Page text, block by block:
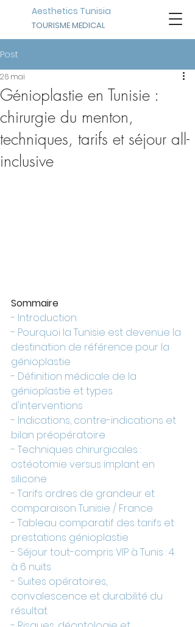
Aesthetics Tunisia
TOURISME MEDICAL
Post
Génioplastie en Tunisie :
chirurgie du menton,
techniques, tarifs et séjour all-
inclusive
26 mai
Sommaire
- Introduction
- Pourquoi la Tunisie est devenue la
destination de référence pour la
génioplastie
- Définition médicale de la
génioplastie et types
d'interventions
- Indications, contre-indications et
bilan préopératoire
- Techniques chirurgicales :
ostéotomie versus implant en
silicone
- Tarifs ordres de grandeur et
comparaison Tunisie / France
- Tableau comparatif des tarifs et
prestations génioplastie
- Séjour tout-compris VIP à Tunis : 4
à 6 nuits
- Suites opératoires,
convalescence et durabilité du
résultat